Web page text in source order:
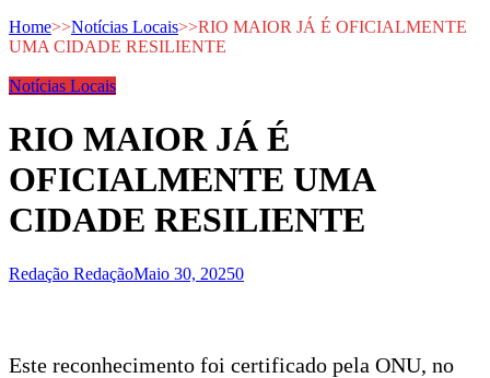
Home>>Notícias Locais>>RIO MAIOR JÁ É OFICIALMENTE
UMA CIDADE RESILIENTE
Notícias Locais
RIO MAIOR JÁ É
OFICIALMENTE UMA
CIDADE RESILIENTE
Redação RedaçãoMaio 30, 20250
Este reconhecimento foi certificado pela ONU, no